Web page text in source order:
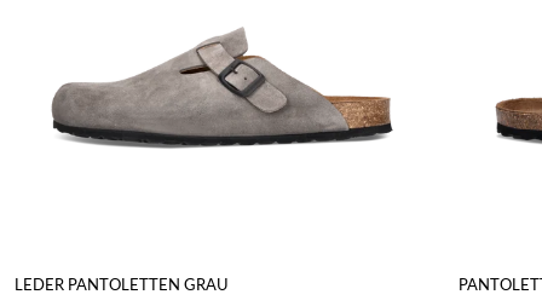
LEDER PANTOLETTEN GRAU